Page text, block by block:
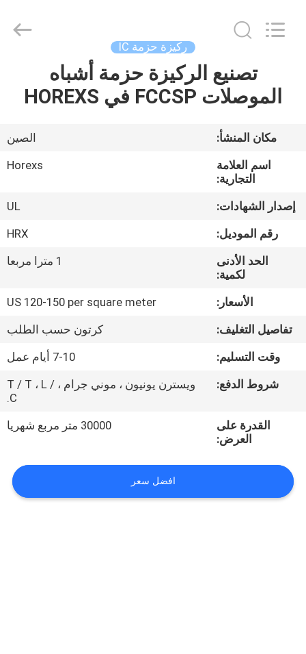
الصفحة
الرئيسية
منتجات
معلومات
عنا
جولة
المعمل
مراقبة
الجودة
أخبار
Co.,Ltd..
ركيزة حزمة IC
تصنيع الركيزة حزمة أشباه
الموصلات FCCSP في HOREXS
مكان المنشأ:
الصين
اسم العلامة
التجارية:
Horexs
إصدار الشهادات:
UL
رقم الموديل:
HRX
الحد الأدنى
لكمية:
1 مترا مربعا
الأسعار:
US 120-150 per square meter
تفاصيل التغليف:
كرتون حسب الطلب
وقت التسليم:
7-10 أيام عمل
شروط الدفع:
ويسترن يونيون ، موني جرام ، T / T ، L /
C.
القدرة على
العرض:
30000 متر مربع شهريا
افضل سعر